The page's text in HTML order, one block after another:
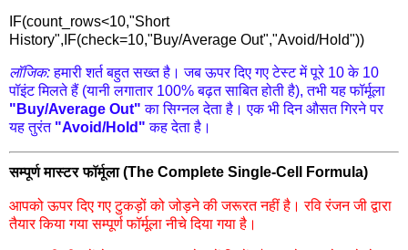
IF(count_rows<10,"Short
History",IF(check=10,"Buy/Average Out","Avoid/Hold"))
लॉजिक:हमारी शर्त बहुत सख्त है। जब ऊपर दिए गए टेस्ट में पूरे 10 के 10
पॉइंट मिलते हैं (यानी लगातार 100% बढ़त साबित होती है), तभी यह फॉर्मूला
"Buy/Average Out" का सिग्नल देता है। एक भी दिन औसत गिरने पर
यह तुरंत "Avoid/Hold" कह देता है।
सम्पूर्ण मास्टर फॉर्मूला (The Complete Single-Cell Formula)
आपको ऊपर दिए गए टुकड़ों को जोड़ने की जरूरत नहीं है। रवि रंजन जी द्वारा
तैयार किया गया सम्पूर्ण फॉर्मूला नीचे दिया गया है।